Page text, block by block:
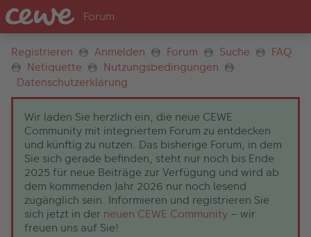
Registrieren Anmelden Forum Suche
FAQ
Netiquette
Nutzungsbedingungen
Datenschutzerklärung
Wir laden Sie herzlich ein, die neue CEWE
Community mit integriertem Forum zu entdecken
und künftig zu nutzen. Das bisherige Forum, in dem
Sie sich gerade befinden, steht nur noch bis Ende
2025 für neue Beiträge zur Verfügung und wird ab
dem kommenden Jahr 2026 nur noch lesend
zugänglich sein. Informieren und registrieren Sie
sich jetzt in der neuen CEWE Community – wir
freuen uns auf Sie!